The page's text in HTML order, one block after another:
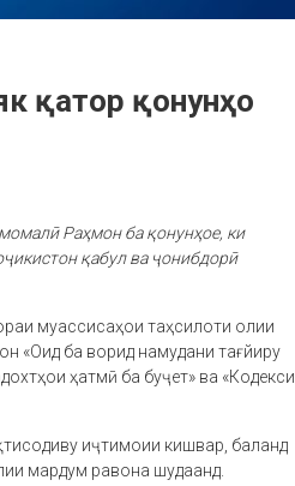
қатор қонунҳо
Раҳмон ба қонунҳое, ки
қабул ва ҷонибдорӣ
муассисаҳои таҳсилоти олии
«Оид ба ворид намудани тағйиру
ҳатмӣ ба буҷет» ва «Кодекси
иҷтимоии кишвар, баланд
мардум равона шудаанд.